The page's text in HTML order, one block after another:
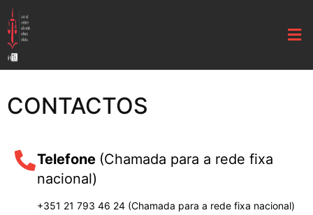
CONTACTOS
Telefone (Chamada para a rede fixa
nacional)
+351 21 793 46 24 (Chamada para a rede fixa nacional)